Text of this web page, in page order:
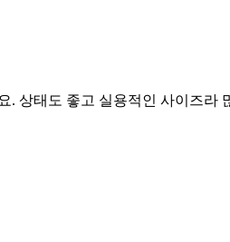
상태도 좋고 실용적인 사이즈라